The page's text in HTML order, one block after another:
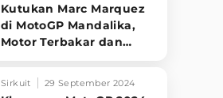
Kutukan Marc Marquez
di MotoGP Mandalika,
Motor Terbakar dan
Sirkuit 29 September 2024